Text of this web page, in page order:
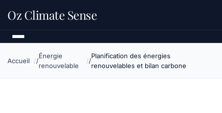
Oz Climate Sense
Accueil
Énergie
renouvelable
Planification des énergies
renouvelables et bilan carbone